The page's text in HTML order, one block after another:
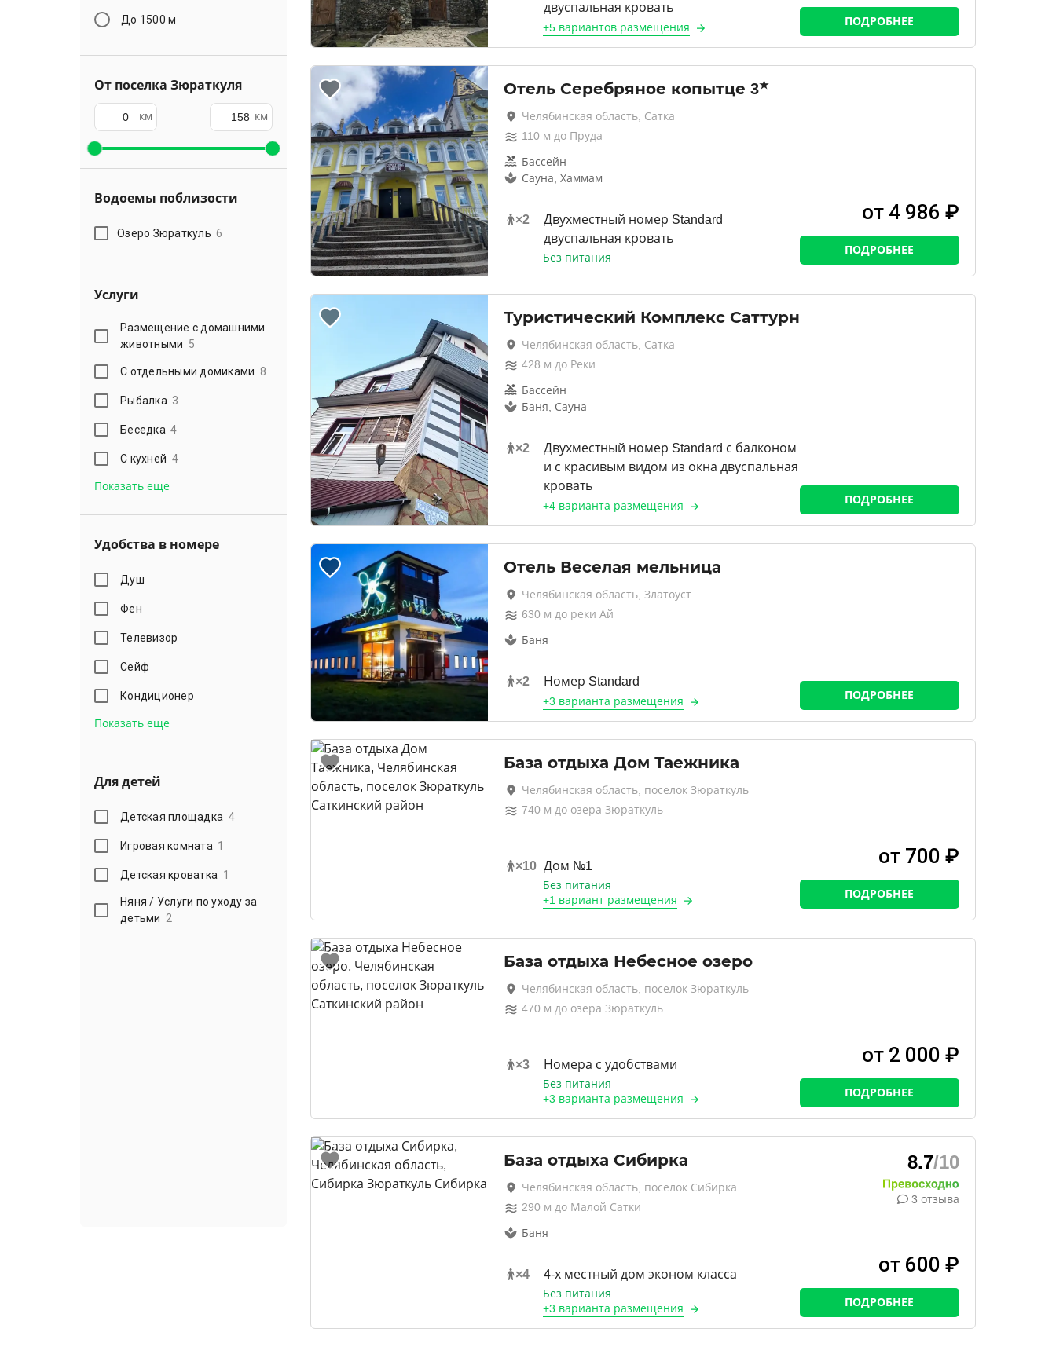
До 1500 м
От поселка Зюраткуля
км км
Водоемы поблизости
Озеро Зюраткуль 6
Услуги
Размещение с домашними
животными 5
С отдельными домиками 8
Рыбалка 3
Беседка 4
С кухней 4
Показать еще
Удобства в номере
Душ
Фен
Телевизор
Сейф
Кондиционер
Показать еще
Для детей
Детская площадка 4
Игровая комната 1
Детская кроватка 1
Няня / Услуги по уходу за
детьми 2
двуспальная кровать
+5 вариантовразмещения ПОДРОБНЕЕ
Отель Серебряное копытце 3★
Челябинская область, Сатка
110 м до Пруда
Бассейн
Сауна, Хаммам
×2
Двухместный номер Standard
двуспальная кровать
Без питания
от 4 986 ₽
ПОДРОБНЕЕ
Туристический Комплекс Саттурн
Челябинская область, Сатка
428 м до Реки
Бассейн
Баня, Сауна
×2
Двухместный номер Standard с балконом
и с красивым видом из окна двуспальная
кровать
+4 варианта размещения ПОДРОБНЕЕ
Отель Веселая мельница
Челябинская область, Златоуст
630 м до реки Ай
Баня
×2 Номер Standard
+3 варианта размещения ПОДРОБНЕЕ
База отдыха Дом Таежника
Челябинская область, поселок Зюраткуль
740 м до озера Зюраткуль
×10 Дом №1
Без питания
+1 вариантразмещения
от 700 ₽
ПОДРОБНЕЕ
База отдыха Небесное озеро
Челябинская область, поселок Зюраткуль
470 м до озера Зюраткуль
×3 Номера с удобствами
Без питания
+3 варианта размещения
от 2 000 ₽
ПОДРОБНЕЕ
База отдыха Сибирка
Челябинская область, поселок Сибирка
290 м до Малой Сатки
Баня
×4 4-х местный дом эконом класса
Без питания
+3 варианта размещения
8.7/10
3 отзыва
от 600 ₽
ПОДРОБНЕЕ